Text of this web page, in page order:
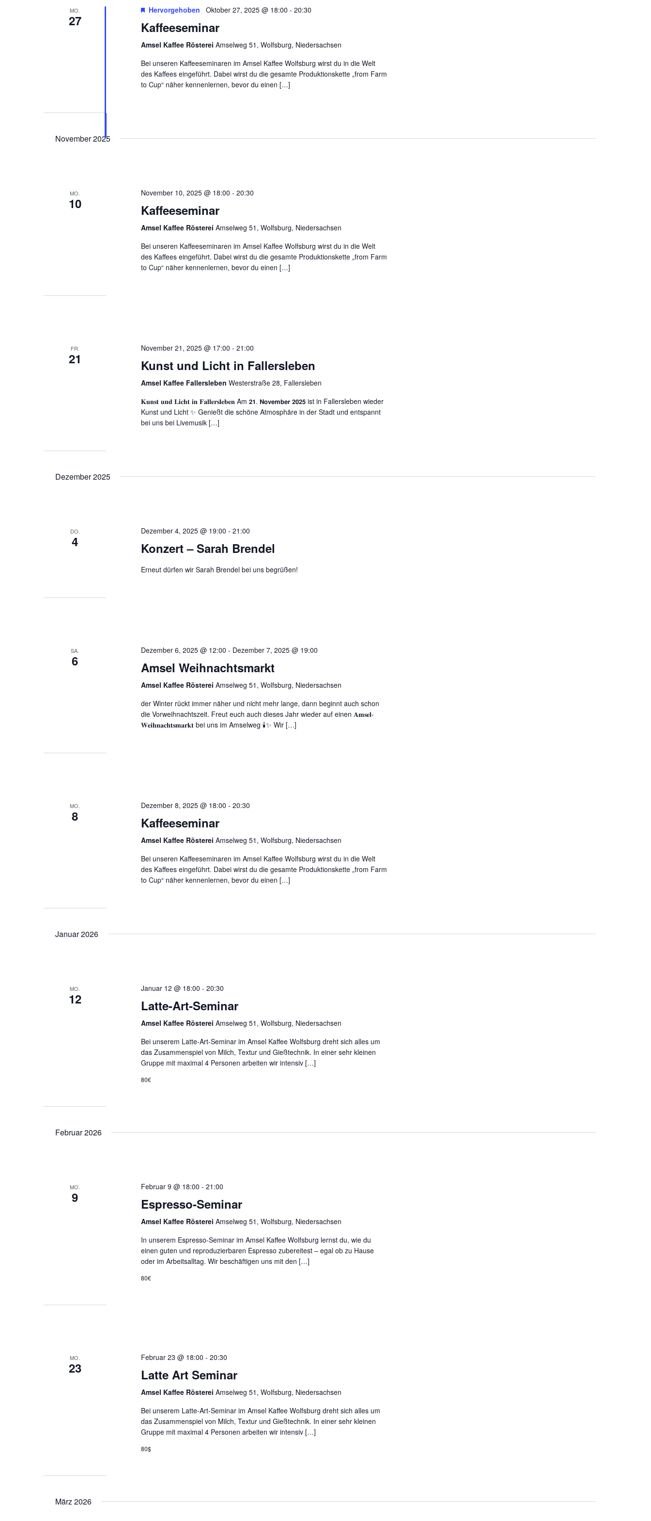
MO.
27
Hervorgehoben Oktober 27, 2025 @ 18:00 -20:30
Kaffeeseminar
Amsel Kaffee RöstereiAmselweg 51, Wolfsburg, Niedersachsen
Bei unseren Kaffeeseminaren im Amsel Kaffee Wolfsburg wirst du in die Welt
des Kaffees eingeführt. Dabei wirst du die gesamte Produktionskette „from Farm
to Cup“ näher kennenlernen, bevor du einen […]
November 2025
MO.
10
November 10, 2025 @ 18:00 -20:30
Kaffeeseminar
Amsel Kaffee RöstereiAmselweg 51, Wolfsburg, Niedersachsen
Bei unseren Kaffeeseminaren im Amsel Kaffee Wolfsburg wirst du in die Welt
des Kaffees eingeführt. Dabei wirst du die gesamte Produktionskette „from Farm
to Cup“ näher kennenlernen, bevor du einen […]
FR.
21
November 21, 2025 @ 17:00 -21:00
Kunst und Licht in Fallersleben
Amsel Kaffee FallerslebenWesterstraße 28, Fallersleben
𝐊𝐮𝐧𝐬𝐭 𝐮𝐧𝐝 𝐋𝐢𝐜𝐡𝐭 𝐢𝐧 𝐅𝐚𝐥𝐥𝐞𝐫𝐬𝐥𝐞𝐛𝐞𝐧 Am 𝟮𝟭. 𝗡𝗼𝘃𝗲𝗺𝗯𝗲𝗿 𝟮𝟬𝟮𝟱 ist in Fallersleben wieder
Kunst und Licht ✨ Genießt die schöne Atmosphäre in der Stadt und entspannt
bei uns bei Livemusik […]
Dezember 2025
DO.
4
Dezember 4, 2025 @ 19:00 -21:00
Konzert – Sarah Brendel
Erneut dürfen wir Sarah Brendel bei uns begrüßen!
SA.
6
Dezember 6, 2025 @ 12:00 - Dezember 7, 2025 @ 19:00
Amsel Weihnachtsmarkt
Amsel Kaffee RöstereiAmselweg 51, Wolfsburg, Niedersachsen
der Winter rückt immer näher und nicht mehr lange, dann beginnt auch schon
die Vorweihnachtszeit. Freut euch auch dieses Jahr wieder auf einen 𝐀𝐦𝐬𝐞𝐥-
𝐖𝐞𝐢𝐡𝐧𝐚𝐜𝐡𝐭𝐬𝐦𝐚𝐫𝐤𝐭 bei uns im Amselweg 🕯️✨ Wir […]
MO.
8
Dezember 8, 2025 @ 18:00 -20:30
Kaffeeseminar
Amsel Kaffee RöstereiAmselweg 51, Wolfsburg, Niedersachsen
Bei unseren Kaffeeseminaren im Amsel Kaffee Wolfsburg wirst du in die Welt
des Kaffees eingeführt. Dabei wirst du die gesamte Produktionskette „from Farm
to Cup“ näher kennenlernen, bevor du einen […]
Januar 2026
MO.
12
Januar 12 @ 18:00 -20:30
Latte-Art-Seminar
Amsel Kaffee RöstereiAmselweg 51, Wolfsburg, Niedersachsen
Bei unserem Latte-Art-Seminar im Amsel Kaffee Wolfsburg dreht sich alles um
das Zusammenspiel von Milch, Textur und Gießtechnik. In einer sehr kleinen
Gruppe mit maximal 4 Personen arbeiten wir intensiv […]
80€
Februar 2026
MO.
9
Februar 9 @ 18:00 -21:00
Espresso-Seminar
Amsel Kaffee RöstereiAmselweg 51, Wolfsburg, Niedersachsen
In unserem Espresso-Seminar im Amsel Kaffee Wolfsburg lernst du, wie du
einen guten und reproduzierbaren Espresso zubereitest – egal ob zu Hause
oder im Arbeitsalltag. Wir beschäftigen uns mit den […]
80€
MO.
23
Februar 23 @ 18:00 -20:30
Latte Art Seminar
Amsel Kaffee RöstereiAmselweg 51, Wolfsburg, Niedersachsen
Bei unserem Latte-Art-Seminar im Amsel Kaffee Wolfsburg dreht sich alles um
das Zusammenspiel von Milch, Textur und Gießtechnik. In einer sehr kleinen
Gruppe mit maximal 4 Personen arbeiten wir intensiv […]
80$
März 2026